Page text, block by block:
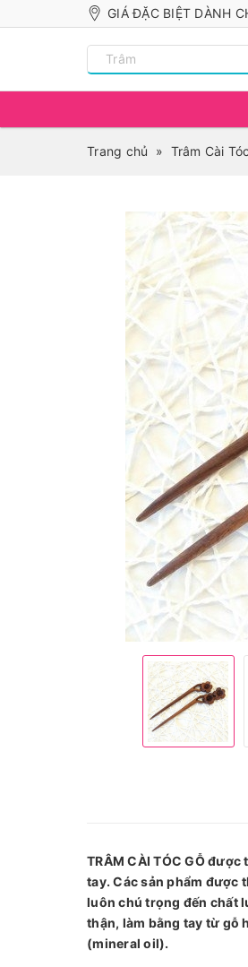
GIÁ ĐẶC BIỆT DÀNH
Trang chủ » Trâm Cài
TRÂM CÀI TÓC GỖ
tay. Các sản phẩm được
luôn chú trọng đến chất
thận, làm bằng tay từ gỗ
(mineral oil).